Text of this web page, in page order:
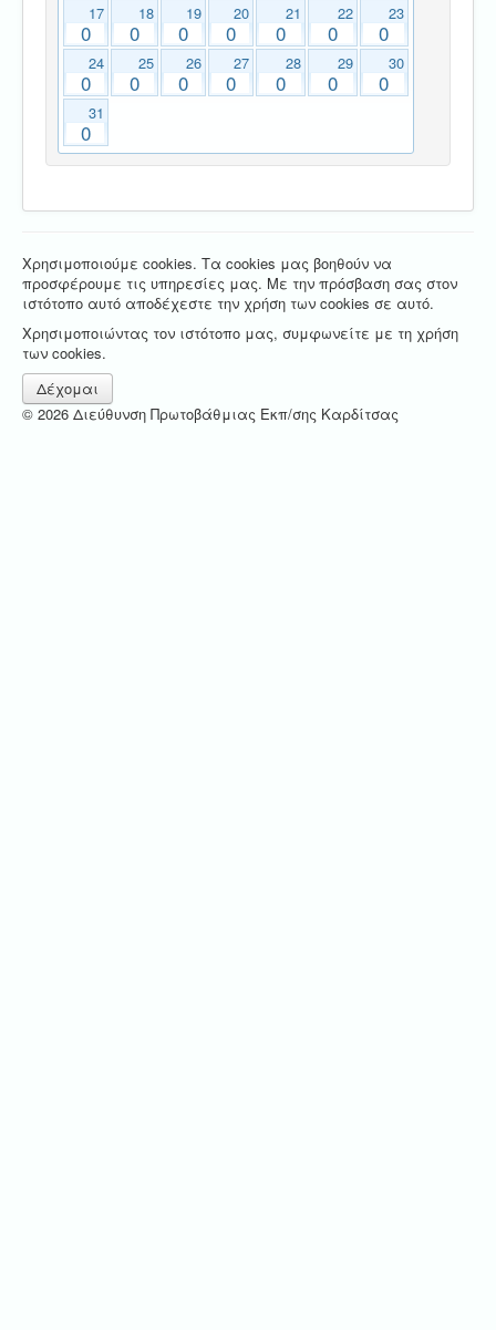
17
0
18
0
19
0
20
0
21
0
22
0
23
0
24
0
25
0
26
0
27
0
28
0
29
0
30
0
31
0
Χρησιμοποιούμε cookies. Τα cookies μας βοηθούν να
προσφέρουμε τις υπηρεσίες μας. Με την πρόσβαση σας στον
ιστότοπο αυτό αποδέχεστε την χρήση των cookies σε αυτό.
Χρησιμοποιώντας τον ιστότοπο μας, συμφωνείτε με τη χρήση
των cookies.
Δέχομαι
© 2026 Διεύθυνση Πρωτοβάθμιας Εκπ/σης Καρδίτσας